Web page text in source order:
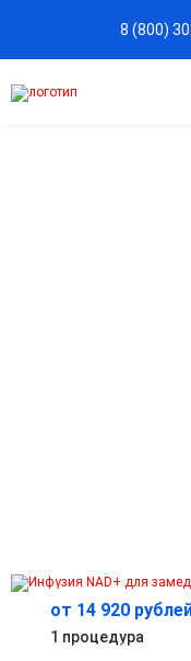
8 (800)
Улучшение
от 14 920
1 процедура
Бесплатная
при проведении